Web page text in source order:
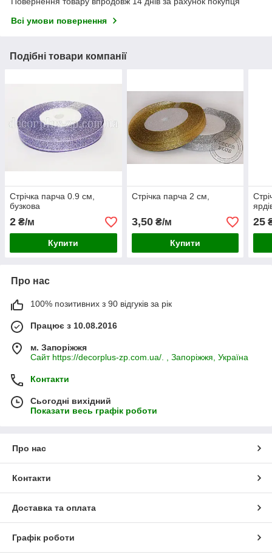
Всі умови повернення
Подібні товари компанії
Стрічка парча 0.9 см,
бузкова
2 ₴/м
Купити
Стрічка парча 2 см,
3,50₴/м
Купити
25
Про нас
100% позитивних з 90 відгуків за рік
Працює з 10.08.2016
м. Запоріжжя
Сайт https://decorplus-zp.com.ua/. , Запоріжжя, Україна
Контакти
Сьогодні вихідний
Показати весь графік роботи
Про нас
Контакти
Доставка та оплата
Графік роботи